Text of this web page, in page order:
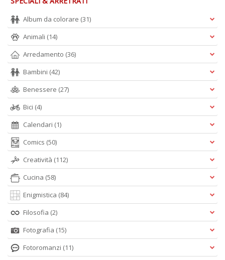
Album da colorare (31)
Animali (14)
Arredamento (36)
Bambini (42)
Benessere (27)
Bici (4)
Calendari (1)
Comics (50)
Creatività (112)
Cucina (58)
Enigmistica (84)
Filosofia (2)
Fotografia (15)
Fotoromanzi (11)